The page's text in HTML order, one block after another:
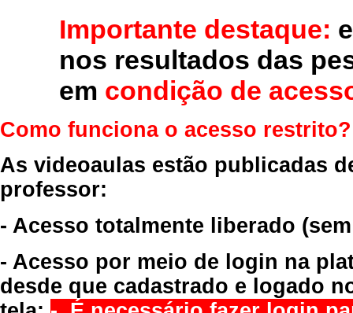
Importante destaque:
nos resultados das
em condição de
Como funciona o acesso restrito?
As videoaulas estão publicadas
professor:
- Acesso totalmente liberado
- Acesso por meio de login na
desde que cadastrado e logado